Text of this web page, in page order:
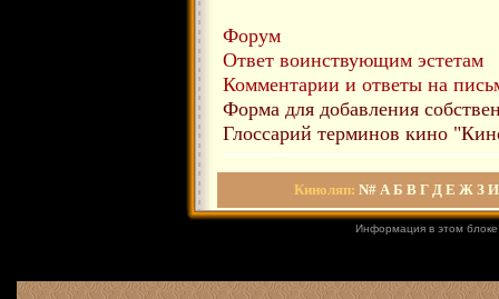
Форум
Ответ воинствующим эстетам
Комментарии и ответы на
Форма для добавления
Глоссарий терминов кино
Киноляп: N# А Б В Г Д Е Ж З И
Информация в этом